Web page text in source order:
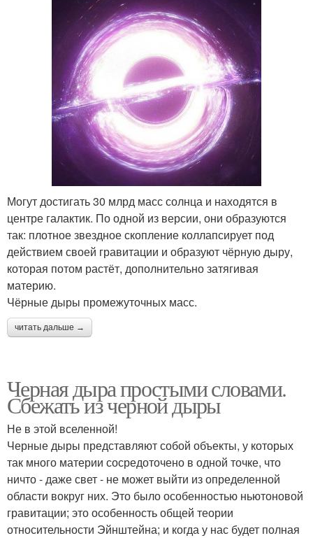
Могут достигать 30 млрд масс солнца и находятся в
центре галактик. По одной из версии, они образуются
так: плотное звездное скопление коллапсирует под
действием своей гравитации и образуют чёрную дыру,
которая потом растёт, дополнительно затягивая
материю.
Чёрные дыры промежуточных масс.
читать дальше →
Черная дыра простыми словами.
Сбежать из черной дыры
Не в этой вселенной!
Черные дыры представляют собой объекты, у которых
так много материи сосредоточено в одной точке, что
ничто - даже свет - не может выйти из определенной
области вокруг них. Это было особенностью ньютоновой
гравитации; это особенность общей теории
относительности Эйнштейна; и когда у нас будет полная